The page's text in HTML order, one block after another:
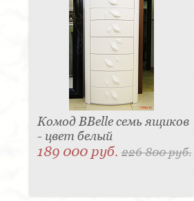
Комод BBelle семь ящиков
- цвет белый
189 000 руб.226 800 руб.